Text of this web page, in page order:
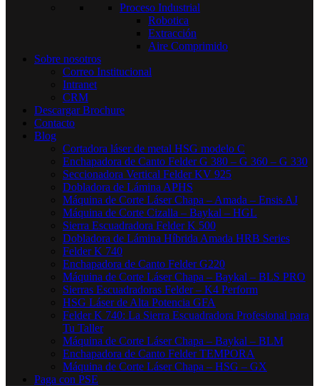
Proceso Industrial
Robotica
Extracción
Aire Comprimido
Sobre nosotros
Correo Institucional
Intranet
CRM
Descargar Brochure
Contacto
Blog
Cortadora láser de metal HSG modelo C​
Enchapadora de Canto Felder G 380 – G 360 – G 330
Seccionadora Vertical Felder KV 925
Dobladora de Lámina APHS
Máquina de Corte Láser Chapa – Amada – Ensis AJ
Máquina de Corte Cizalla – Baykal – HGL
Sierra Escuadradora Felder K 500
Dobladora de Lámina Híbrida Amada HRB Series
Felder K 740
Enchapadora de Canto Felder G220
Máquina de Corte Láser Chapa – Baykal – BLS PRO
Sierras Escuadradoras Felder – K4 Perform
HSG Láser de Alta Potencia GFA
Felder K 740: La Sierra Escuadradora Profesional para
Tu Taller
Máquina de Corte Láser Chapa – Baykal – BLM
Enchapadora de Canto Felder TEMPORA
Máquina de Corte Láser Chapa – HSG – GX
Paga con PSE